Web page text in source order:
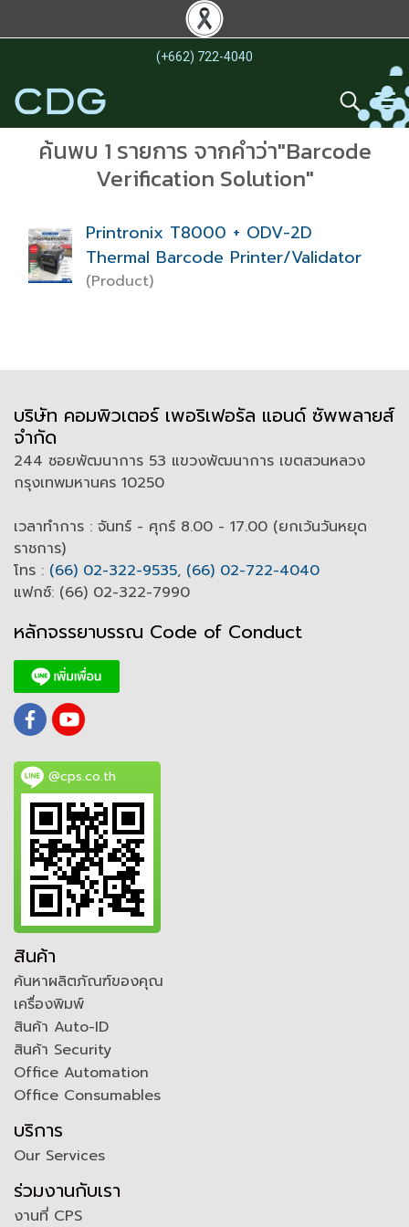
(+662) 722-4040
ค้นพบ 1 รายการ จากคำว่า"Barcode
Verification Solution"
Printronix T8000 + ODV-2D
Thermal Barcode Printer/Validator
(Product)
บริษัท คอมพิวเตอร์ เพอริเฟอรัล แอนด์ ซัพพลายส์
จำกัด
244 ซอยพัฒนาการ 53 แขวงพัฒนาการ เขตสวนหลวง
กรุงเทพมหานคร 10250
เวลาทำการ : จันทร์ - ศุกร์ 8.00 - 17.00 (ยกเว้นวันหยุด
ราชการ)
โทร : (66) 02-322-9535, (66) 02-722-4040
แฟกซ์: (66) 02-322-7990
หลักจรรยาบรรณ Code of Conduct
@cps.co.th
สินค้า
ค้นหาผลิตภัณฑ์ของคุณ
เครื่องพิมพ์
สินค้า Auto-ID
สินค้า Security
Office Automation
Office Consumables
บริการ
Our Services
ร่วมงานกับเรา
งานที่ CPS